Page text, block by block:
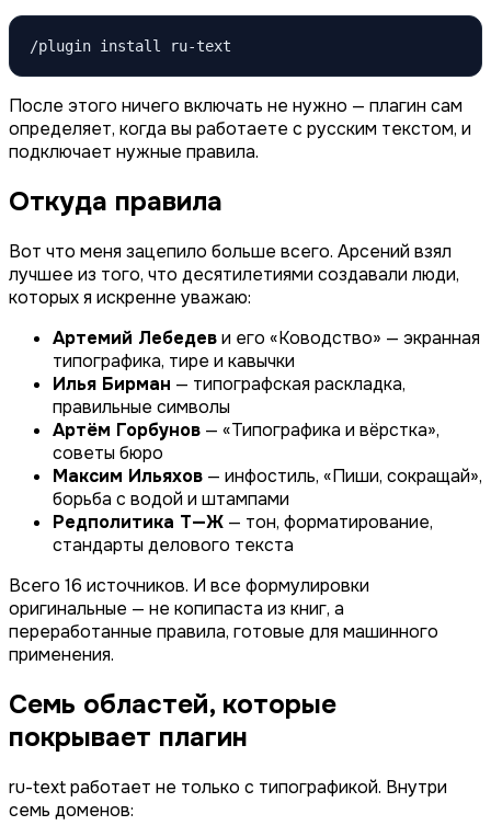
/plugin install ru-text
После этого ничего включать не нужно — плагин сам
определяет, когда вы работаете с русским текстом, и
подключает нужные правила.
Откуда правила
Вот что меня зацепило больше всего. Арсений взял
лучшее из того, что десятилетиями создавали люди,
которых я искренне уважаю:
Артемий Лебедеви его «Ководство» — экранная
типографика, тире и кавычки
Илья Бирман — типографская раскладка,
правильные символы
Артём Горбунов — «Типографика и вёрстка»,
советы бюро
Максим Ильяхов — инфостиль, «Пиши, сокращай»,
борьба с водой и штампами
Редполитика Т—Ж — тон, форматирование,
стандарты делового текста
Всего 16 источников. И все формулировки
оригинальные — не копипаста из книг, а
переработанные правила, готовые для машинного
применения.
Семь областей, которые
покрывает плагин
ru-text работает не только с типографикой. Внутри
семь доменов: